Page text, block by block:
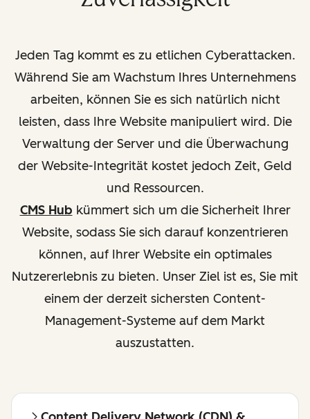
Jeden Tag kommt es zu etlichen Cyberattacken.
Während Sie am Wachstum Ihres Unternehmens
arbeiten, können Sie es sich natürlich nicht
leisten, dass Ihre Website manipuliert wird. Die
Verwaltung der Server und die Überwachung
der Website-Integrität kostet jedoch Zeit, Geld
und Ressourcen.
CMS Hub kümmert sich um die Sicherheit Ihrer
Website, sodass Sie sich darauf konzentrieren
können, auf Ihrer Website ein optimales
Nutzererlebnis zu bieten. Unser Ziel ist es, Sie mit
einem der derzeit sichersten Content-
Management-Systeme auf dem Markt
auszustatten.